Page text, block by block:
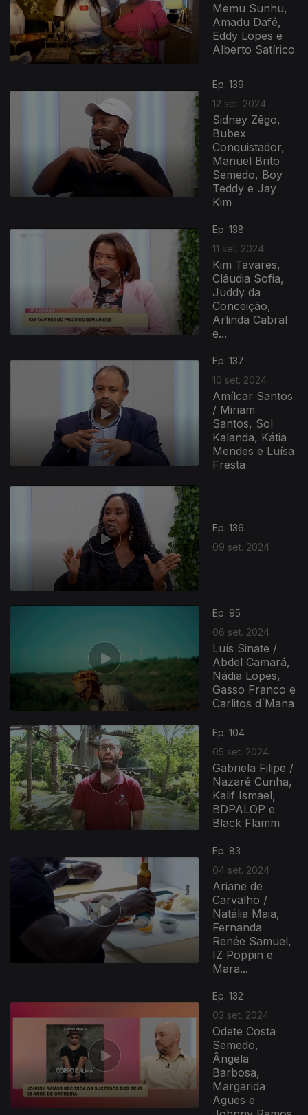
Memu Sunhu,
Amadu Dafé,
Eddy Lopes e
Alberto Satírico
Ep. 139
12 set. 2024
Sidney Zêgo,
Bubex
Conquistador,
Manuel Brito
Semedo, Boy
Teddy e Jay
Kim
Ep. 138
11 set. 2024
Kim Tavares,
Cláudia Sofia,
Juddy da
Conceição,
Arlinda Cabral
e...
Ep. 137
10 set. 2024
Amílcar Santos
/ Miriam
Santos, Sol
Kalanda, Kátia
Mendes e Luísa
Fresta
Ep. 136
09 set. 2024
Ep. 95
06 set. 2024
Luís Sinate /
Abdel Camará,
Nádia Lopes,
Gasso Franco e
Carlitos d´Mana
Ep. 104
05 set. 2024
Gabriela Filipe /
Nazaré Cunha,
Kalif Ismael,
BDPALOP e
Black Flamm
Ep. 83
04 set. 2024
Ariane de
Carvalho /
Natália Maia,
Fernanda
Renée Samuel,
IZ Poppin e
Mara...
Ep. 132
03 set. 2024
Odete Costa
Semedo,
Ângela
Barbosa,
Margarida
Agues e